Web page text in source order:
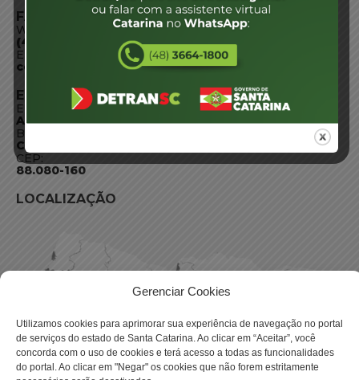
Gerenciar Cookies
Utilizamos cookies para aprimorar sua experiência de navegação no portal
de serviços do estado de Santa Catarina. Ao clicar em “Aceitar”, você
concorda com o uso de cookies e terá acesso a todas as funcionalidades
do portal. Ao clicar em "Negar" os cookies que não forem estritamente
FALE CONOSCO
WhatsApp:
(48) 3664-1800
E-mail:
centraldeinformacoes@detran.sc.gov.br
ENDEREÇO
Endereço:
Av. Almirante Tamandaré - 480
Bairro:
Coqueiros, Florianópolis SC
CEP:
88.080-160
LOCALIZAÇÃO